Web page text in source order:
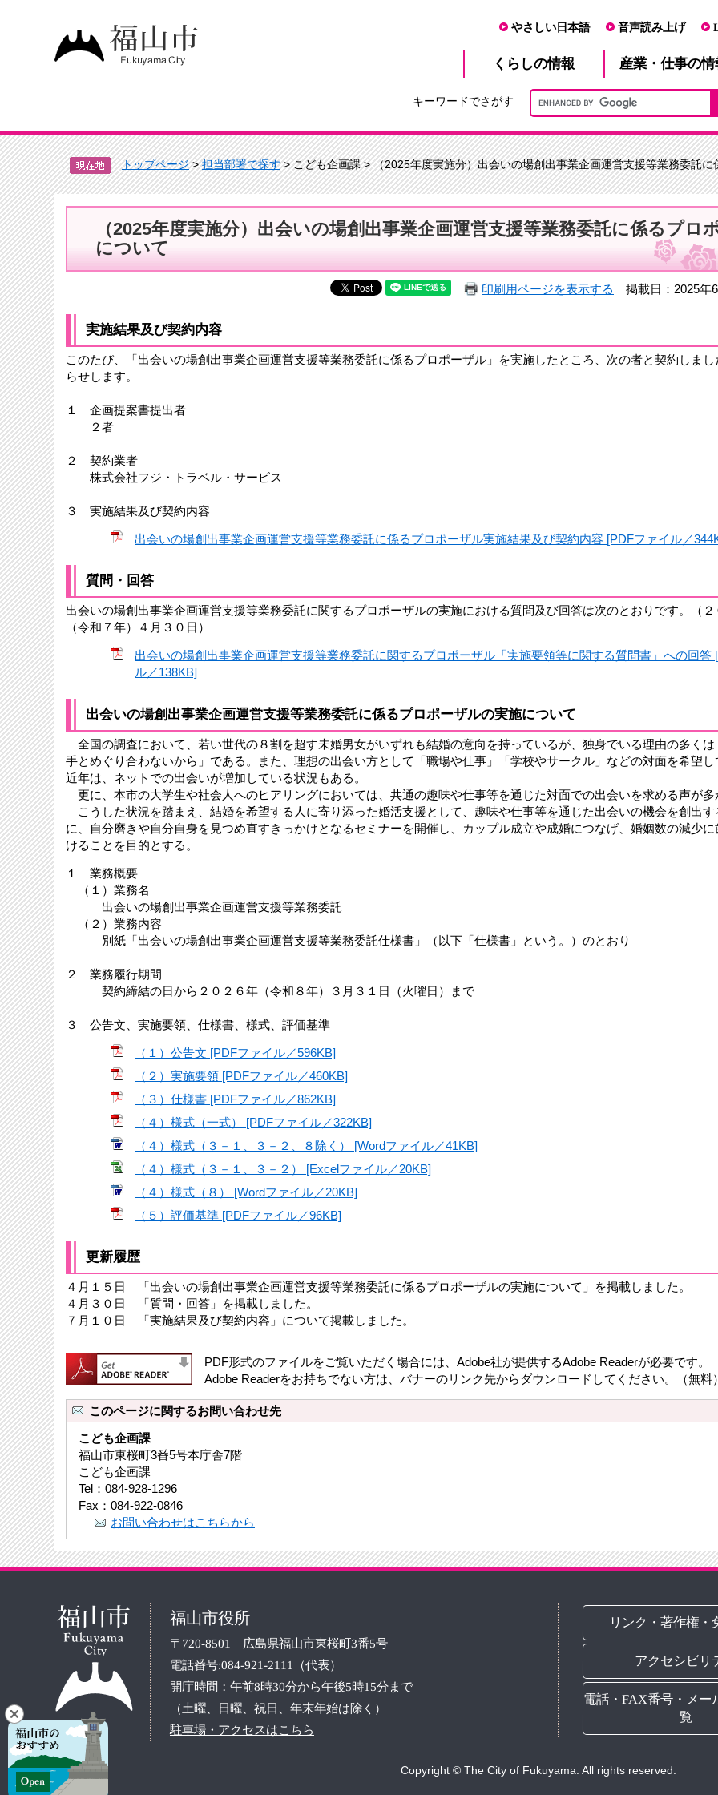
やさしい日本語 音声読み上げ
くらしの情報 産業・仕事の情
キーワードでさがす
トップページ>担当部署で探す> こども企画課 > （2025年度実施分）出会いの場創出事業企画運営支援等業務委託に
（2025年度実施分）出会いの場創出事業企画運営支援等業務委託に係るプロ
について
印刷用ページを表示する 掲載日：2025年
実施結果及び契約内容
このたび、「出会いの場創出事業企画運営支援等業務委託に係るプロポーザル」を実施したところ、次の者と契約しま
らせします。
１ 企画提案書提出者
２者
２ 契約業者
株式会社フジ・トラベル・サービス
３ 実施結果及び契約内容
出会いの場創出事業企画運営支援等業務委託に係るプロポーザル実施結果及び契約内容 [PDFファイル／
質問・回答
出会いの場創出事業企画運営支援等業務委託に関するプロポーザルの実施における質問及び回答は次のとおりです。（２
（令和７年）４月３０日）
出会いの場創出事業企画運営支援等業務委託に関するプロポーザル「実施要領等に関する質問書」への回答
ル／138KB]
出会いの場創出事業企画運営支援等業務委託に係るプロポーザルの実施について
全国の調査において、若い世代の８割を超す未婚男女がいずれも結婚の意向を持っているが、独身でいる理由の多くは
手とめぐり合わないから」である。また、理想の出会い方として「職場や仕事」「学校やサークル」などの対面を希望
近年は、ネットでの出会いが増加している状況もある。
更に、本市の大学生や社会人へのヒアリングにおいては、共通の趣味や仕事等を通じた対面での出会いを求める声が
こうした状況を踏まえ、結婚を希望する人に寄り添った婚活支援として、趣味や仕事等を通じた出会いの機会を創出す
に、自分磨きや自分自身を見つめ直すきっかけとなるセミナーを開催し、カップル成立や成婚につなげ、婚姻数の減少
けることを目的とする。
１ 業務概要
（１）業務名
出会いの場創出事業企画運営支援等業務委託
（２）業務内容
別紙「出会いの場創出事業企画運営支援等業務委託仕様書」（以下「仕様書」という。）のとおり
２ 業務履行期間
契約締結の日から２０２６年（令和８年）３月３１日（火曜日）まで
３ 公告文、実施要領、仕様書、様式、評価基準
（１）公告文 [PDFファイル／596KB]
（２）実施要領 [PDFファイル／460KB]
（３）仕様書 [PDFファイル／862KB]
（４）様式（一式） [PDFファイル／322KB]
（４）様式（３－１、３－２、８除く） [Wordファイル／41KB]
（４）様式（３－１、３－２） [Excelファイル／20KB]
（４）様式（８） [Wordファイル／20KB]
（５）評価基準 [PDFファイル／96KB]
更新履歴
４月１５日 「出会いの場創出事業企画運営支援等業務委託に係るプロポーザルの実施について」を掲載しました。
４月３０日 「質問・回答」を掲載しました。
７月１０日 「実施結果及び契約内容」について掲載しました。
PDF形式のファイルをご覧いただく場合には、Adobe社が提供するAdobe Readerが必要です。
Adobe Readerをお持ちでない方は、バナーのリンク先からダウンロードしてください。（無料
このページに関するお問い合わせ先
こども企画課
福山市東桜町3番5号本庁舎7階
こども企画課
Tel：084-928-1296
Fax：084-922-0846
お問い合わせはこちらから
福山市役所
〒720-8501 広島県福山市東桜町3番5号
電話番号:084-921-2111（代表）
開庁時間：午前8時30分から午後5時15分まで
（土曜、日曜、祝日、年末年始は除く）
駐車場・アクセスはこちら
リンク・著作権・
アクセシビリ
電話・FAX番号・メー
覧
Copyright © The City of Fukuyama. All rights reserved.